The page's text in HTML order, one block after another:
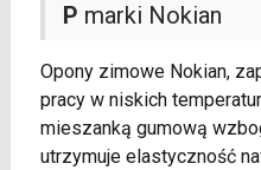
P marki Nokian
Opony zimowe Nokian,
pracy w niskich
mieszanką gumową
utrzymuje elastyczność